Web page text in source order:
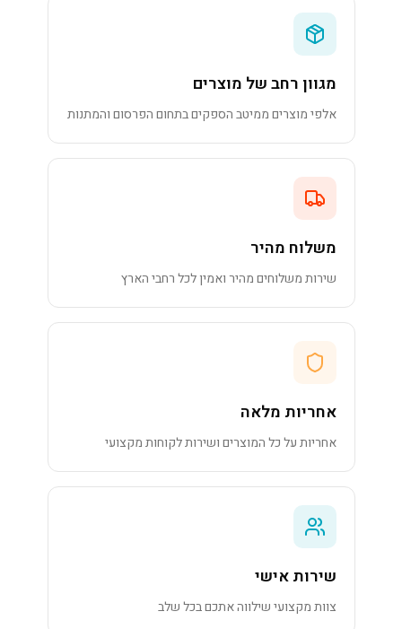
מגוון רחב של מוצרים
אלפי מוצרים ממיטב הספקים בתחום הפרסום והמתנות
משלוח מהיר
שירות משלוחים מהיר ואמין לכל רחבי הארץ
אחריות מלאה
אחריות על כל המוצרים ושירות לקוחות מקצועי
שירות אישי
צוות מקצועי שילווה אתכם בכל שלב